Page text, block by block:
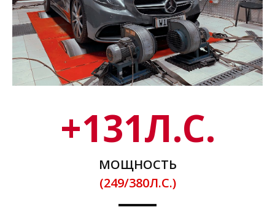
+131Л.С.
МОЩНОСТЬ
(249/380Л.С.)